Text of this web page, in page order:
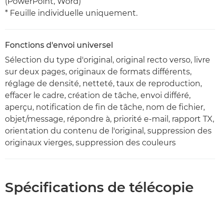
* Feuille individuelle uniquement.
Fonctions d'envoi universel
Sélection du type d'original, original recto verso, livre
sur deux pages, originaux de formats différents,
réglage de densité, netteté, taux de reproduction,
effacer le cadre, création de tâche, envoi différé,
aperçu, notification de fin de tâche, nom de fichier,
objet/message, répondre à, priorité e-mail, rapport TX,
orientation du contenu de l'original, suppression des
originaux vierges, suppression des couleurs
Spécifications de télécopie